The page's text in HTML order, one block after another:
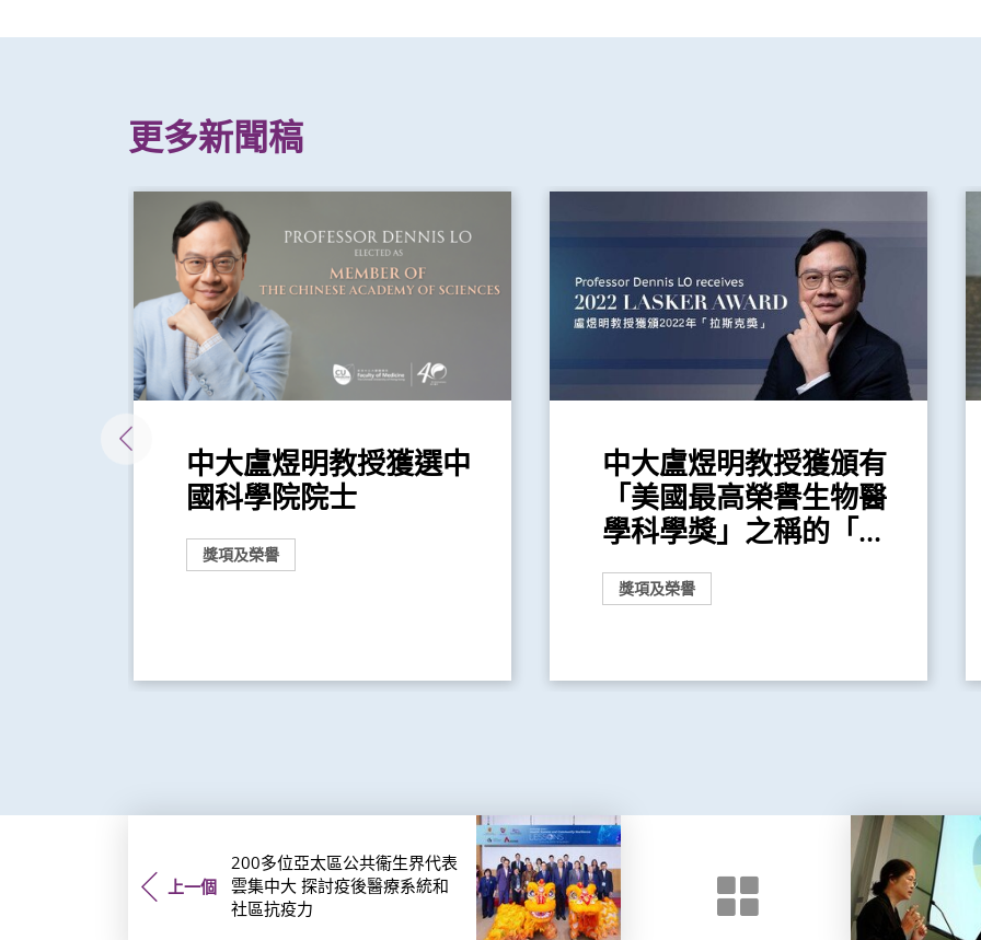
更多新聞稿
中大盧煜明教授獲選中
國科學院院士
獎項及榮譽
中大盧煜明教授獲頒有
「美國最高榮譽生物醫
學科學獎」之稱的「...
獎項及榮譽
上一個
200多位亞太區公共衞生界代表
雲集中大 探討疫後醫療系統和
社區抗疫力